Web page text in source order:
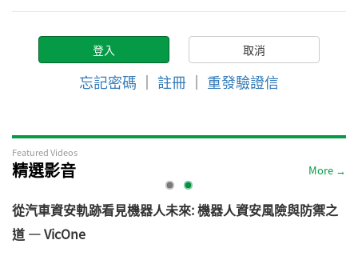
忘記密碼 ｜ 註冊 ｜ 重發驗證信
Featured Videos
精選影音 More →
從汽車資安軌跡看見機器人未來: 機器人資安風險與防禦之
道 — VicOne